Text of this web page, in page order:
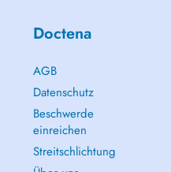
Doctena
AGB
Datenschutz
Beschwerde
einreichen
Streitschlichtung